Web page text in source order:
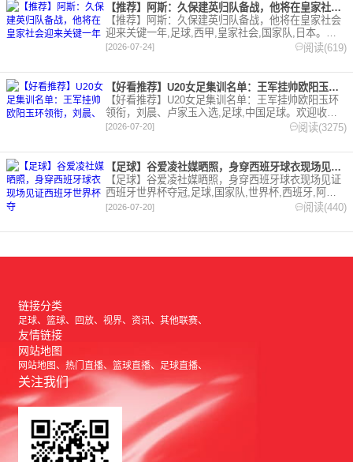
【推荐】阿斯：久保建英归队备战，他将在皇家社会迎来关键一年
【推荐】阿斯：久保建英归队备战，他将在皇家社会
迎来关键一年,足球,西甲,皇家社会,国家队,日本。欢
迎收藏本站，24小时为你更新最新的足球，篮球体育
[2026-07-24] 阅读(619)
【好看推荐】U20女足集训名单：王军挂帅欧阳玉环领衔，刘晨、
【好看推荐】U20女足集训名单：王军挂帅欧阳玉环
领衔，刘晨、卢家玉入选,足球,中国足球。欢迎收藏
本站，24小时为你更新最新的足球，篮球体育资讯。
[2026-07-20] 阅读(3275)
【足球】谷爱凌社媒晒照，身穿西班牙球衣现场见证西班牙世界杯夺
【足球】谷爱凌社媒晒照，身穿西班牙球衣现场见证
西班牙世界杯夺冠,足球,国家队,世界杯,西班牙,阿根
廷,综合。欢迎收藏本站，24小时为你更新最新的足
[2026-07-20] 阅读(440)
链接分类
足球 篮球 回放 视界 资讯 其他联赛
友情链接
网站地图
网站地图 热门直播 篮球直播 足球直播
关注我们